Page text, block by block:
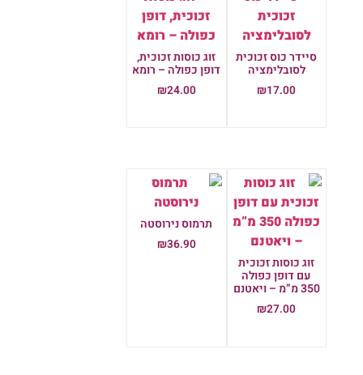
סיידר כוס זכוכית
לסובלימציה
₪17.00
זוג כוסות זכוכית,
דופן כפולה – רומא
₪24.00
זוג כוסות זכוכית
עם דופן כפולה
350 מ”מ – ויאטנם
₪27.00
תרמוס נירוסטה
₪36.90